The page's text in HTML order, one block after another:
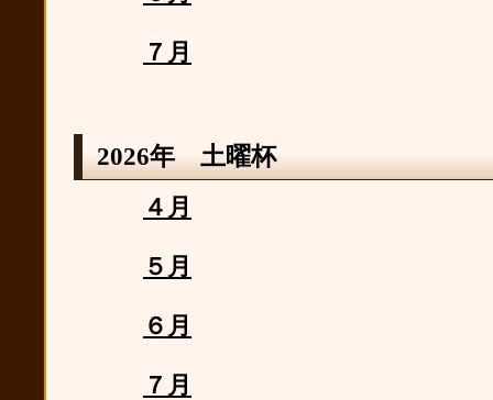
７月
2026年 土曜杯
４月
５月
６月
７月